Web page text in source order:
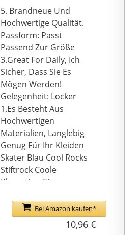
5. Brandneue Und
Hochwertige Qualität.
Passform: Passt
Passend Zur Größe
3.Great For Daily, Ich
Sicher, Dass Sie Es
Mögen Werden!
Gelegenheit: Locker
1.Es Besteht Aus
Hochwertigen
Materialien, Langlebig
Genug Für Ihr Kleiden
Skater Blau Cool Rocks
Stiftrock Coole
Klamotten Für
Tüllrock Damen Kurz
Bei Amazon kaufen*
10,96 €